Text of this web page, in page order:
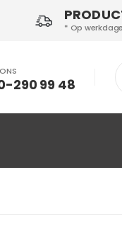
* Op
290 99 48